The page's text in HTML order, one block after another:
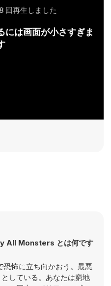
回再生しました
には画面が小さすぎま
Monsters とは何です
怖に立ち向かおう。最悪
している。あなたは窮地